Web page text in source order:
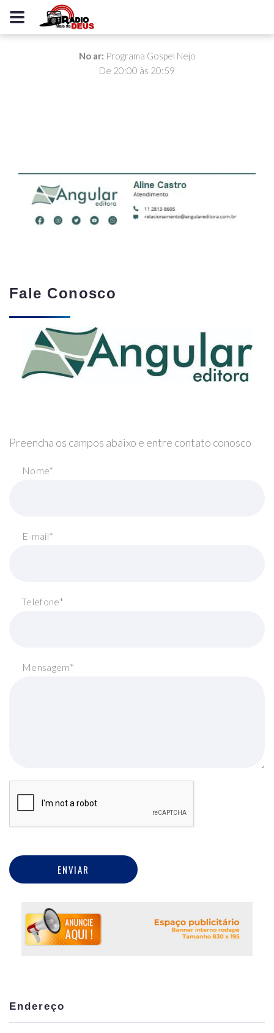
No ar: Programa Gospel Nejo
De 20:00 às 20:59
Fale Conosco
Preencha os campos abaixo e entre contato conosco
Nome*
E-mail*
Telefone*
Mensagem*
ENVIAR
Endereço